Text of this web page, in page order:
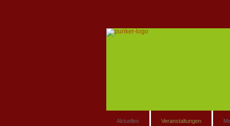
Aktuelles Veranstaltungen